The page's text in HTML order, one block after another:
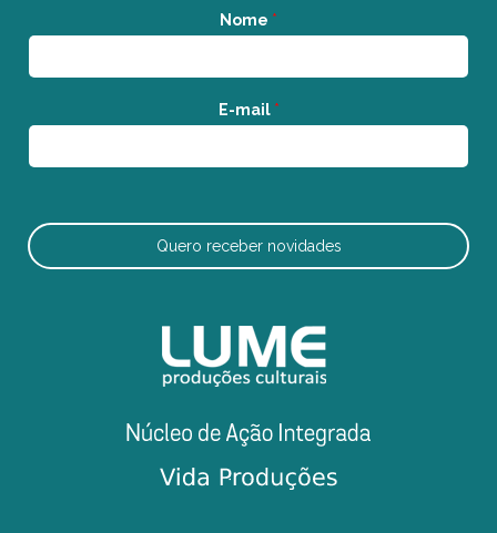
Nome *
E-mail *
Quero receber novidades